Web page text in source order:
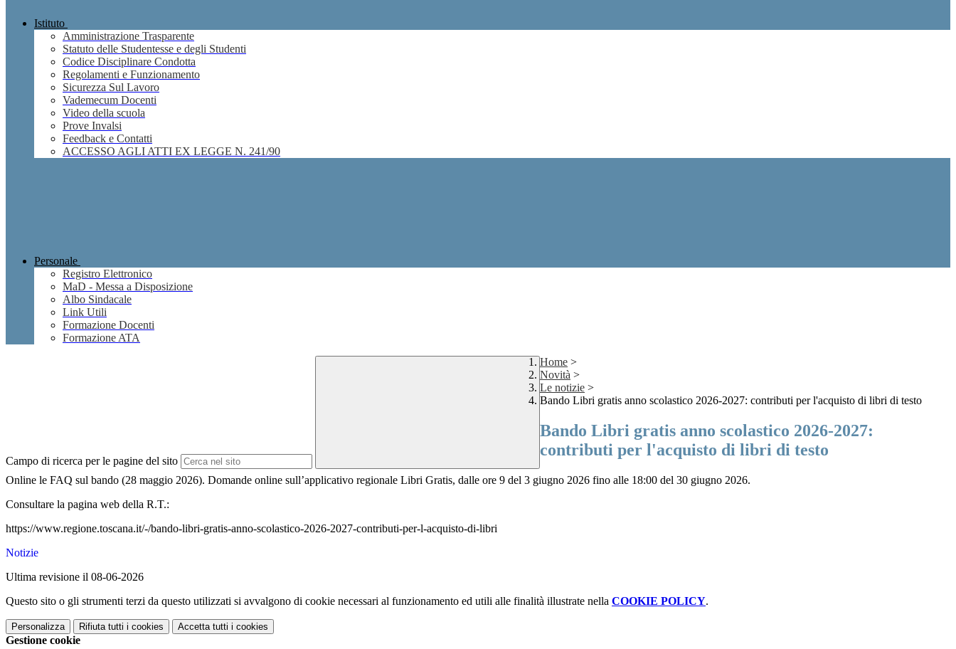
Istituto
Amministrazione Trasparente
Statuto delle Studentesse e degli Studenti
Codice Disciplinare Condotta
Regolamenti e Funzionamento
Sicurezza Sul Lavoro
Vademecum Docenti
Video della scuola
Prove Invalsi
Feedback e Contatti
ACCESSO AGLI ATTI EX LEGGE N. 241/90
Personale
Registro Elettronico
MaD - Messa a Disposizione
Albo Sindacale
Link Utili
Formazione Docenti
Formazione ATA
Campo di ricerca per le pagine del sito
Home >
Novità >
Le notizie >
Bando Libri gratis anno scolastico 2026-2027: contributi per l'acquisto di libri di testo
Bando Libri gratis anno scolastico 2026-2027:
contributi per l'acquisto di libri di testo
Online le FAQ sul bando (28 maggio 2026). Domande online sull’applicativo regionale Libri Gratis, dalle ore 9 del 3 giugno 2026 fino alle 18:00 del 30 giugno 2026.
Consultare la pagina web della R.T.:
https://www.regione.toscana.it/-/bando-libri-gratis-anno-scolastico-2026-2027-contributi-per-l-acquisto-di-libri
Notizie
Ultima revisione il 08-06-2026
Questo sito o gli strumenti terzi da questo utilizzati si avvalgono di cookie necessari al funzionamento ed utili alle finalità illustrate nella COOKIE POLICY.
Personalizza Rifiuta tutti i cookies Accetta tutti i cookies
Gestione cookie